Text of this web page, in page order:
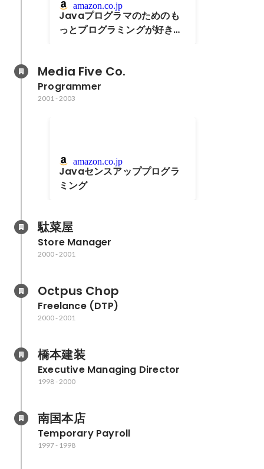
amazon.co.jp
Javaプログラマのためのも
っとプログラミングが好きに
Media Five Co.
Programmer
2001-2003
amazon.co.jp
Javaセンスアッププログラ
ミング
駄菜屋
Store Manager
2000-2001
Octpus Chop
Freelance (DTP)
2000-2001
橋本建装
Executive Managing Director
1998-2000
南国本店
Temporary Payroll
1997- 1998